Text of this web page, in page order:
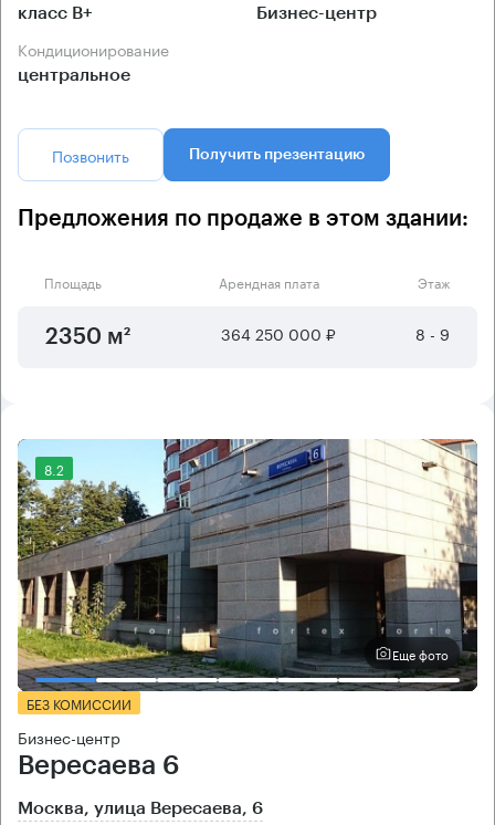
класс B+ Бизнес-центр
Кондиционирование
центральное
Позвонить Получить презентацию
Предложения по продаже в этом здании:
Площадь Арендная плата Этаж
2350 м² 364 250 000 ₽ 8 - 9
8.2
Еще фото
БЕЗ КОМИССИИ
Бизнес-центр
Вересаева 6
Москва, улица Вересаева, 6